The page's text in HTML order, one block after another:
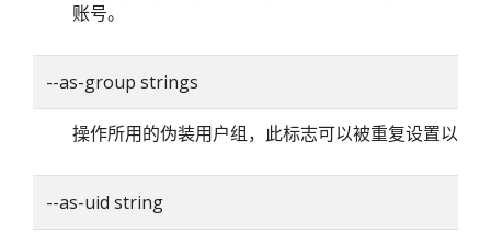
账号。
--as-group strings
操作所用的伪装用户组，此标志可以被重复设置以指
--as-uid string